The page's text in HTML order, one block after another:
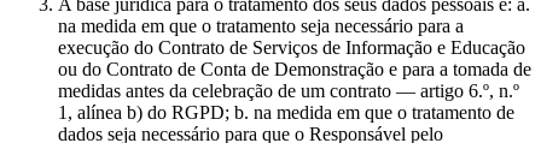
A base jurídica para o tratamento dos seus dados pessoais é: a.
na medida em que o tratamento seja necessário para a
execução do Contrato de Serviços de Informação e Educação
ou do Contrato de Conta de Demonstração e para a tomada de
medidas antes da celebração de um contrato — artigo 6.º, n.º
1, alínea b) do RGPD; b. na medida em que o tratamento de
dados seja necessário para que o Responsável pelo